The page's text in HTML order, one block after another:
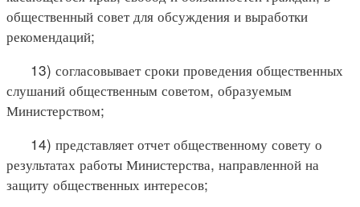
общественный совет для обсуждения и выработки
рекомендаций;
13) согласовывает сроки проведения общественных
слушаний общественным советом, образуемым
Министерством;
14) представляет отчет общественному совету о
результатах работы Министерства, направленной на
защиту общественных интересов;